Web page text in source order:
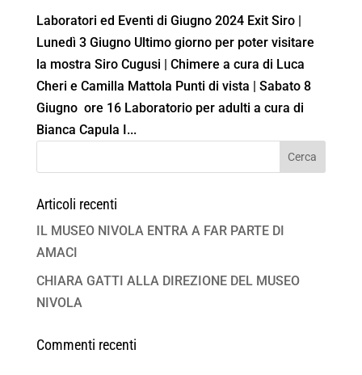
Laboratori ed Eventi di Giugno 2024 Exit Siro |
Lunedì 3 Giugno Ultimo giorno per poter visitare
la mostra Siro Cugusi | Chimere a cura di Luca
Cheri e Camilla Mattola Punti di vista | Sabato 8
Giugno ore 16 Laboratorio per adulti a cura di
Bianca Capula I...
Articoli recenti
IL MUSEO NIVOLA ENTRA A FAR PARTE DI
AMACI
CHIARA GATTI ALLA DIREZIONE DEL MUSEO
NIVOLA
Commenti recenti